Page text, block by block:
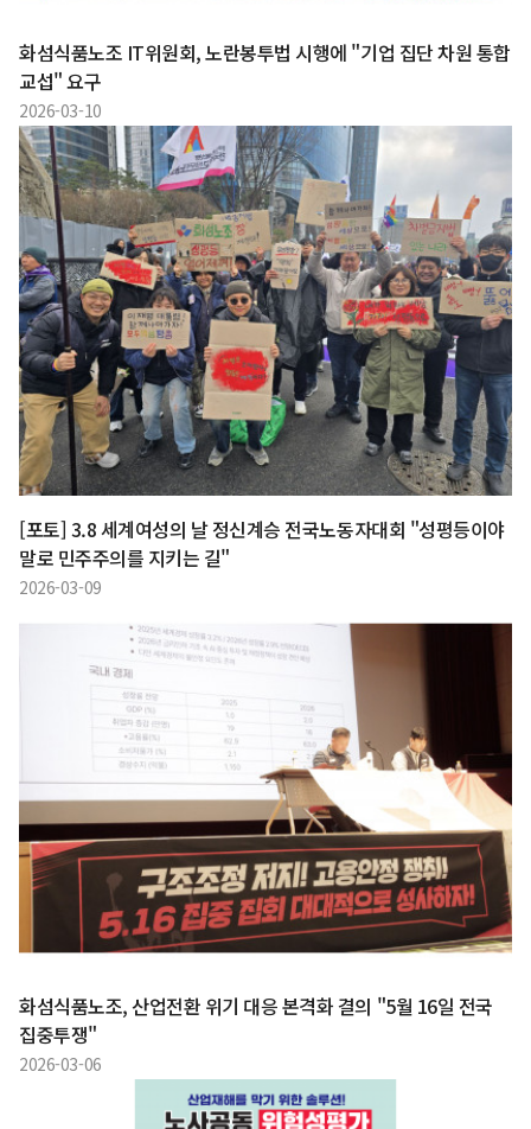
화섬식품노조 IT위원회, 노란봉투법 시행에 "기업 집단 차원 통합
교섭" 요구
2026-03-10
[포토] 3.8 세계여성의 날 정신계승 전국노동자대회 "성평등이야
말로 민주주의를 지키는 길"
2026-03-09
화섬식품노조, 산업전환 위기 대응 본격화 결의 "5월 16일 전국
집중투쟁"
2026-03-06